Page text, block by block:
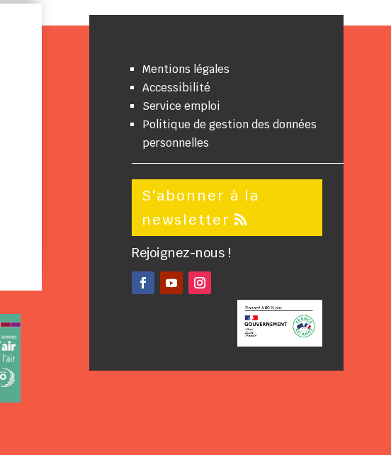
Mentions légales
Accessibilité
Service emploi
Politique de gestion des données
personnelles
S'abonner à la
newsletter
Rejoignez-nous !
Instagram